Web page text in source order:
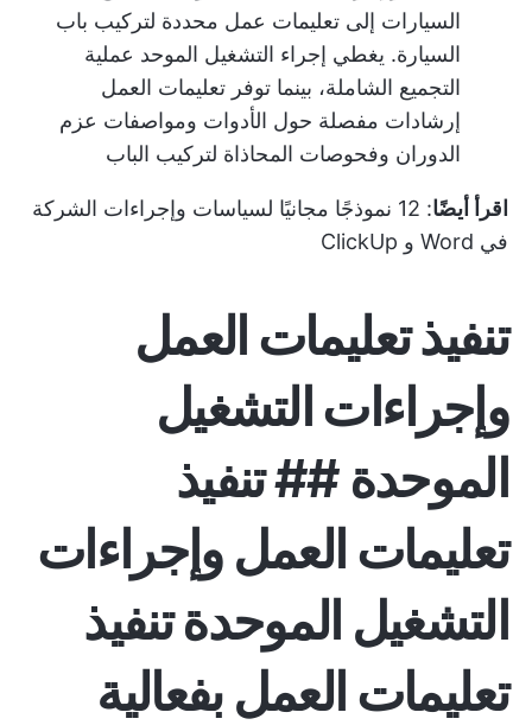
السيارات إلى تعليمات عمل محددة لتركيب باب
السيارة. يغطي إجراء التشغيل الموحد عملية
التجميع الشاملة، بينما توفر تعليمات العمل
إرشادات مفصلة حول الأدوات ومواصفات عزم
الدوران وفحوصات المحاذاة لتركيب الباب
اقرأ أيضًا:
12 نموذجًا مجانيًا لسياسات وإجراءات الشركة
في Word و ClickUp
تنفيذ تعليمات العمل
وإجراءات التشغيل
الموحدة ## تنفيذ
تعليمات العمل وإجراءات
التشغيل الموحدةتنفيذ
تعليمات العمل بفعالية